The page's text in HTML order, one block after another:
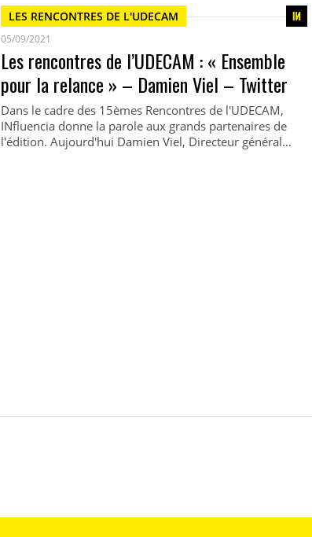
LES RENCONTRES DE L'UDECAM
05/09/2021
Les rencontres de l’UDECAM : « Ensemble
pour la relance » – Damien Viel – Twitter
Dans le cadre des 15èmes Rencontres de l'UDECAM,
INfluencia donne la parole aux grands partenaires de
l'édition. Aujourd'hui Damien Viel, Directeur général…